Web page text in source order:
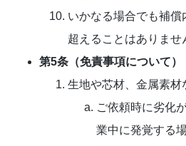
いかなる場合でも補
超えることはありませ
第5条（免責事項について）
生地や芯材、金属素材
ご依頼時に劣化
業中に発覚する